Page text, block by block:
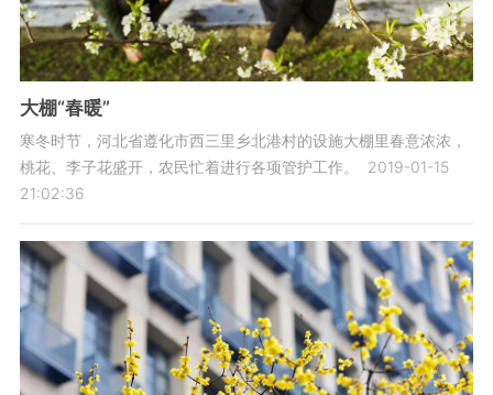
大棚“春暖”
寒冬时节，河北省遵化市西三里乡北港村的设施大棚里春意浓浓，
桃花、李子花盛开，农民忙着进行各项管护工作。
2019-01-15
21:02:36